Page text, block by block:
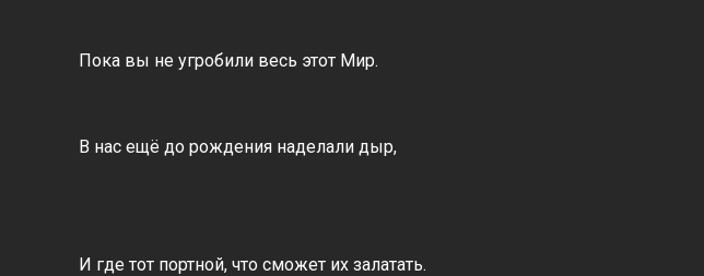
Пока вы не угробили весь этот Мир.
В нас ещё до рождения наделали дыр,
И где тот портной, что сможет их залатать.